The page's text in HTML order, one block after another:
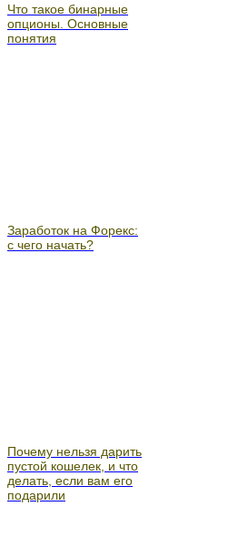
Что такое бинарные
опционы. Основные
понятия
Заработок на Форекс:
с чего начать?
Почему нельзя дарить
пустой кошелек, и что
делать, если вам его
подарили